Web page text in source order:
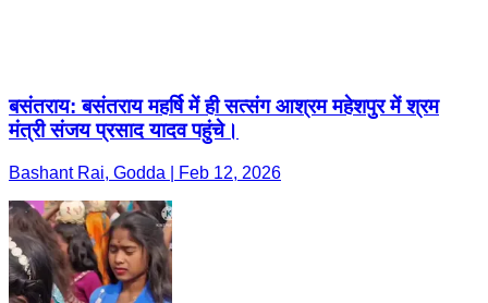
बसंतराय: बसंतराय महर्षि में ही सत्संग आश्रम महेशपुर में श्रम
मंत्री संजय प्रसाद यादव पहुंचे।
Bashant Rai, Godda | Feb 12, 2026